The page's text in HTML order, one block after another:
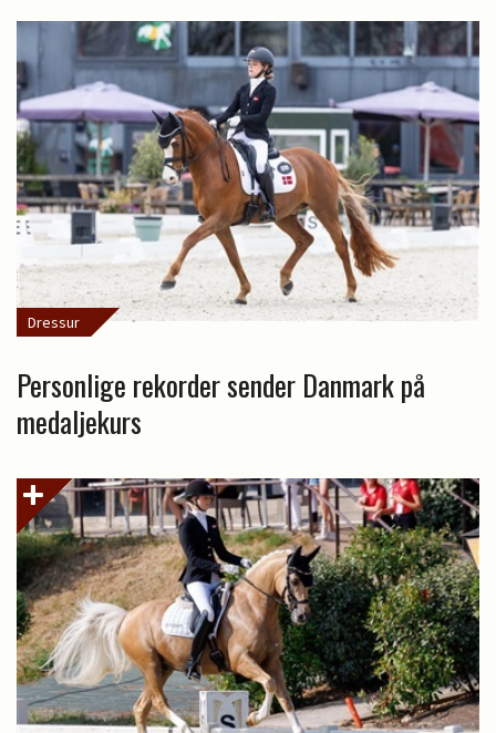
Dressur
Personlige rekorder sender Danmark på
medaljekurs